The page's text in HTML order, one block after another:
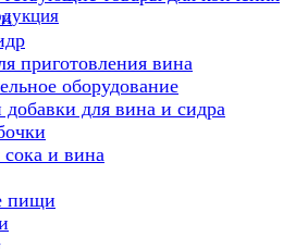
приготовления вина
оборудование
для вина и сидра
и вина
пищи